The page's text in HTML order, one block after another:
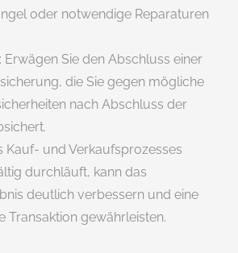
oder notwendige Reparaturen
: Erwägen Sie den Abschluss einer
die Sie gegen mögliche
nach Abschluss der
Kauf- und Verkaufsprozesses
durchläuft, kann das
deutlich verbessern und eine
Transaktion gewährleisten.